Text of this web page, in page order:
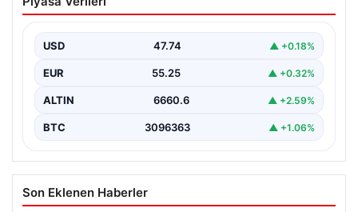
tutuklandı
USD 47.74 ▲ +0.18%
EUR 55.25 ▲ +0.32%
ALTIN 6660.6 ▲ +2.59%
BTC 3096363 ▲ +1.06%
Son Eklenen Haberler